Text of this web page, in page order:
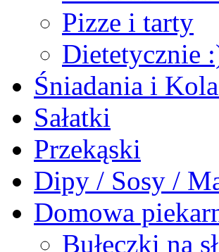
Pizze i tarty
Dietetycznie
Śniadania i
Sałatki
Przekąski
Dipy / Sosy /
Domowa
Bułeczki na